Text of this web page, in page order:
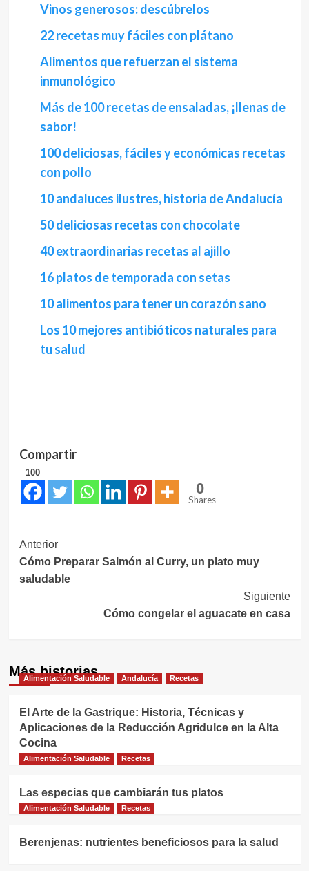
Vinos generosos: descúbrelos
22 recetas muy fáciles con plátano
Alimentos que refuerzan el sistema
inmunológico
Más de 100 recetas de ensaladas, ¡llenas de
sabor!
100 deliciosas, fáciles y económicas recetas
con pollo
10 andaluces ilustres, historia de Andalucía
50 deliciosas recetas con chocolate
40 extraordinarias recetas al ajillo
16 platos de temporada con setas
10 alimentos para tener un corazón sano
Los 10 mejores antibióticos naturales para
tu salud
Compartir
100
0
Shares
Navegación
de
Anterior
Cómo Preparar Salmón al Curry, un plato muy
saludable
Siguiente
Cómo congelar el aguacate en casa
Más historias
Alimentación Saludable Andalucía Recetas
El Arte de la Gastrique: Historia, Técnicas y
Aplicaciones de la Reducción Agridulce en la Alta
Cocina
Alimentación Saludable Recetas
Las especias que cambiarán tus platos
Alimentación Saludable Recetas
Berenjenas: nutrientes beneficiosos para la salud